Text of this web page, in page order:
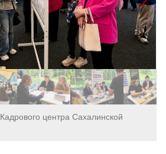
центра Сахалинской